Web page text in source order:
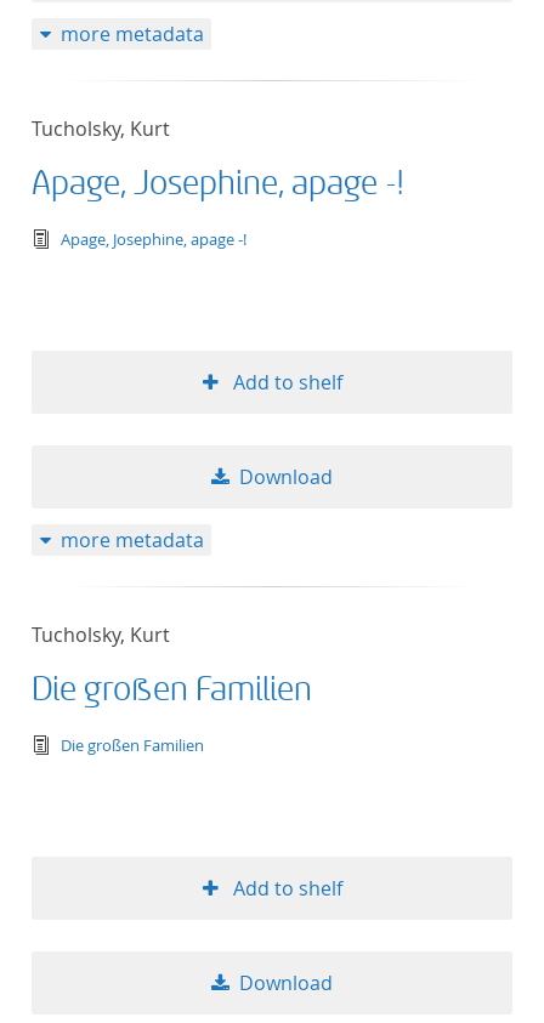
more metadata
Tucholsky, Kurt
Apage, Josephine, apage -!
text/tg.edition+tg.aggregation+xml
Apage, Josephine, apage -!
Add to shelf
Download
more metadata
Tucholsky, Kurt
Die großen Familien
text/tg.edition+tg.aggregation+xml
Die großen Familien
Add to shelf
Download